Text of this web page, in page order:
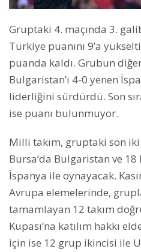
Gruptaki 4. maçında 3.
Türkiye puanını 9’a
puanda kaldı. Grubun
Bulgaristan’ı 4-0 yenen
liderliğini sürdürdü. Son
ise puanı bulunmuyor.
Milli takım, gruptaki son iki
Bursa’da Bulgaristan ve 18
İspanya ile oynayacak.
Avrupa elemelerinde,
tamamlayan 12 takım
Kupası’na katılım hakkı
için ise 12 grup ikincisi ile